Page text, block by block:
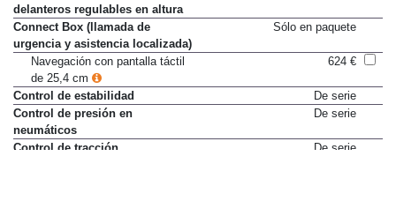
delanteros regulables en altura
Connect Box (llamada de
urgencia y asistencia localizada)
Sólo en paquete
Navegación con pantalla táctil
de 25,4 cm
624 €
Control de estabilidad
De serie
Control de presión en
neumáticos
De serie
Control de tracción
De serie